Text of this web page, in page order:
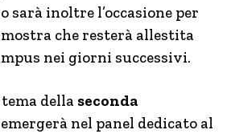
sarà inoltre l’occasione per
che resterà allestita
nei giorni successivi.
della seconda
emergerà nel panel dedicato al